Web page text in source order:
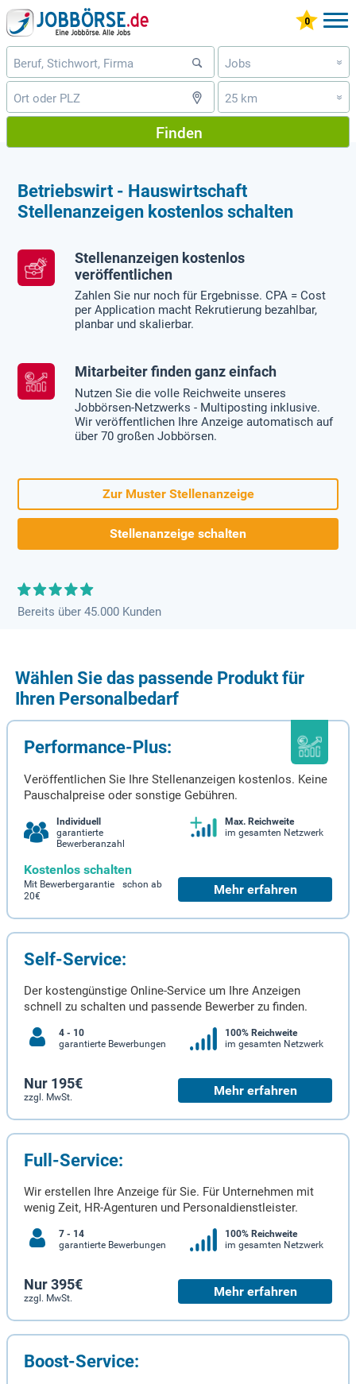
Jobs »
25 km »
Finden
Betriebswirt - Hauswirtschaft
Stellenanzeigen kostenlos schalten
Stellenanzeigen kostenlos
veröffentlichen
Zahlen Sie nur noch für Ergebnisse. CPA = Cost
per Application macht Rekrutierung bezahlbar,
planbar und skalierbar.
Mitarbeiter finden ganz einfach
Nutzen Sie die volle Reichweite unseres
Jobbörsen-Netzwerks - Multiposting inklusive.
Wir veröffentlichen Ihre Anzeige automatisch auf
über 70 großen Jobbörsen.
Zur Muster Stellenanzeige
Stellenanzeige schalten
Bereits über 45.000 Kunden
Wählen Sie das passende Produkt für
Ihren Personalbedarf
Performance-Plus:
Veröffentlichen Sie Ihre Stellenanzeigen kostenlos. Keine
Pauschalpreise oder sonstige Gebühren.
Individuell
garantierte
Bewerberanzahl
Max. Reichweite
im gesamten Netzwerk
Kostenlos schalten
Mit Bewerbergarantie schon ab
20€
Mehr erfahren
Self-Service:
Der kostengünstige Online-Service um Ihre Anzeigen
schnell zu schalten und passende Bewerber zu finden.
4 - 10
garantierte Bewerbungen
100% Reichweite
im gesamten Netzwerk
Nur 195€
zzgl. MwSt. Mehr erfahren
Full-Service:
Wir erstellen Ihre Anzeige für Sie. Für Unternehmen mit
wenig Zeit, HR-Agenturen und Personaldienstleister.
7 - 14
garantierte Bewerbungen
100% Reichweite
im gesamten Netzwerk
Nur 395€
zzgl. MwSt. Mehr erfahren
Boost-Service: